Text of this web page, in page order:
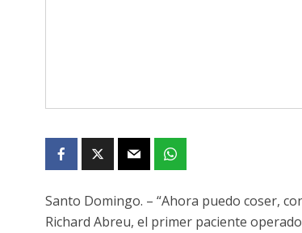
Santo Domingo. – “Ahora puedo coser,
Richard Abreu, el primer paciente